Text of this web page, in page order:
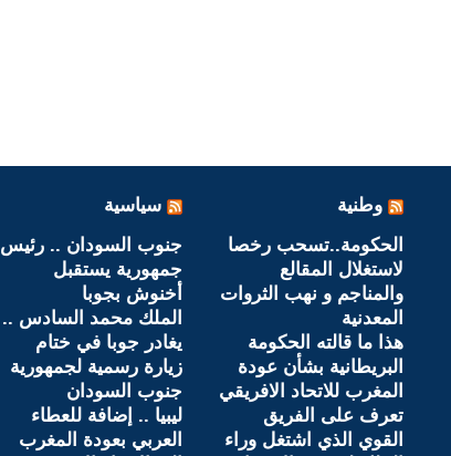
وطنية
الحكومة..تسحب رخصا
لاستغلال المقالع
والمناجم و نهب الثروات
المعدنية
هذا ما قالته الحكومة
البريطانية بشأن عودة
المغرب للاتحاد الافريقي
تعرف على الفريق
القوي الذي اشتغل وراء
سياسية
جنوب السودان .. رئيس
جمهورية يستقبل
أخنوش بجوبا
الملك محمد السادس ..
يغادر جوبا في ختام
زيارة رسمية لجمهورية
جنوب السودان
ليبيا .. إضافة للعطاء
العربي بعودة المغرب